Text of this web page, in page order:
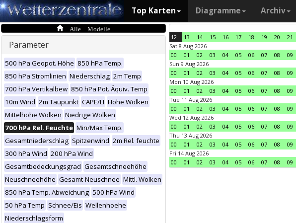
Top Karten Diagramme Archiv
Alle Modelle
Parameter
500 hPa Geopot. Höhe 850 hPa Temp.
850 hPa Stromlinien Niederschlag 2m Temp
700 hPa Vertikalbew 850 hPa Pot. Äquiv. Temp
10m Wind 2m Taupunkt CAPE/LI Hohe Wolken
Mittelhohe Wolken Niedrige Wolken
700 hPa Rel. Feuchte Min/Max Temp.
Gesamtniederschlag Spitzenwind 2m Rel. feuchte
300 hPa Wind 200 hPa Wind
Gesamtbedeckungsgrad Gesamtschneehöhe
Neuschneehöhe Gesamt-Neuschnee Mittl. Wolken
850 hPa Temp. Abweichung 500 hPa Wind
50 hPa Temp Schnee/Eis Wellenhoehe
Niederschlagsform
12 13 14 15 16 17 18 19 20 21
Sat 8 Aug 2026
00
01 02 03 04 05 06 07 08 09
Sun 9 Aug 2026
00
01 02 03 04 05 06 07 08 09
Mon 10 Aug 2026
00
01 02 03 04 05 06 07 08 09
Tue 11 Aug 2026
00
01 02 03 04 05 06 07 08 09
Wed 12 Aug 2026
00
01 02 03 04 05 06 07 08 09
Thu 13 Aug 2026
00
01 02 03 04 05 06 07 08 09
Fri 14 Aug 2026
00
01 02 03 04 05 06 07 08 09